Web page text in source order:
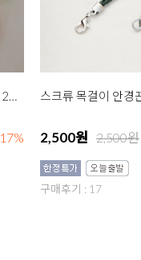
면끈 스트랩만들기 재료 면테이프 2마 리본테이프 6종
17% 2,500원 2,500원
구매후기 : 17